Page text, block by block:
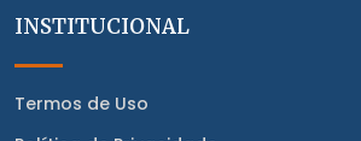
INSTITUCIONAL
Termos de Uso